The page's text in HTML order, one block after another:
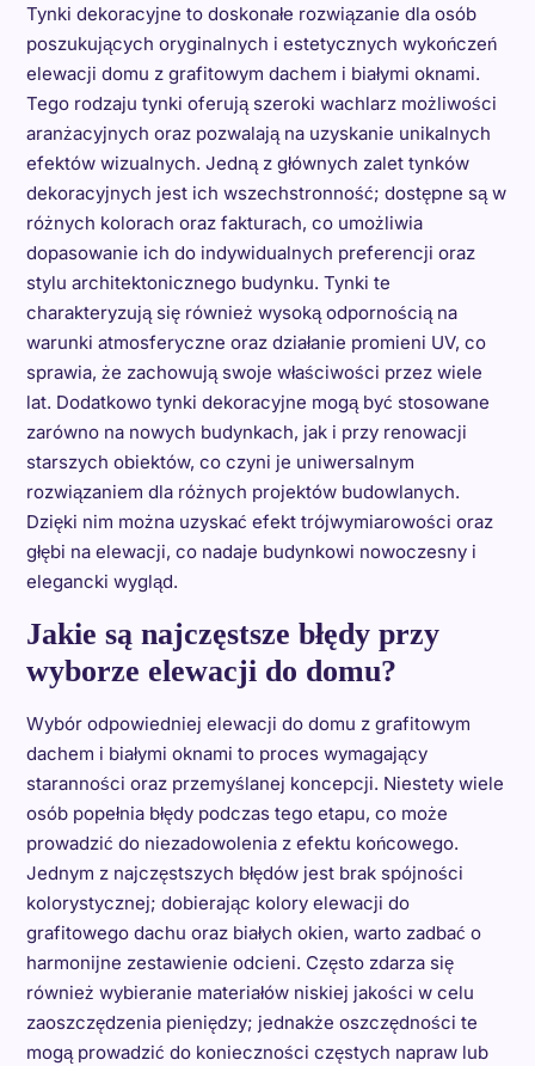
Tynki dekoracyjne to doskonałe rozwiązanie dla osób
poszukujących oryginalnych i estetycznych wykończeń
elewacji domu z grafitowym dachem i białymi oknami.
Tego rodzaju tynki oferują szeroki wachlarz możliwości
aranżacyjnych oraz pozwalają na uzyskanie unikalnych
efektów wizualnych. Jedną z głównych zalet tynków
dekoracyjnych jest ich wszechstronność; dostępne są w
różnych kolorach oraz fakturach, co umożliwia
dopasowanie ich do indywidualnych preferencji oraz
stylu architektonicznego budynku. Tynki te
charakteryzują się również wysoką odpornością na
warunki atmosferyczne oraz działanie promieni UV, co
sprawia, że zachowują swoje właściwości przez wiele
lat. Dodatkowo tynki dekoracyjne mogą być stosowane
zarówno na nowych budynkach, jak i przy renowacji
starszych obiektów, co czyni je uniwersalnym
rozwiązaniem dla różnych projektów budowlanych.
Dzięki nim można uzyskać efekt trójwymiarowości oraz
głębi na elewacji, co nadaje budynkowi nowoczesny i
elegancki wygląd.
Jakie są najczęstsze błędy przy
wyborze elewacji do domu?
Wybór odpowiedniej elewacji do domu z grafitowym
dachem i białymi oknami to proces wymagający
staranności oraz przemyślanej koncepcji. Niestety wiele
osób popełnia błędy podczas tego etapu, co może
prowadzić do niezadowolenia z efektu końcowego.
Jednym z najczęstszych błędów jest brak spójności
kolorystycznej; dobierając kolory elewacji do
grafitowego dachu oraz białych okien, warto zadbać o
harmonijne zestawienie odcieni. Często zdarza się
również wybieranie materiałów niskiej jakości w celu
zaoszczędzenia pieniędzy; jednakże oszczędności te
mogą prowadzić do konieczności częstych napraw lub